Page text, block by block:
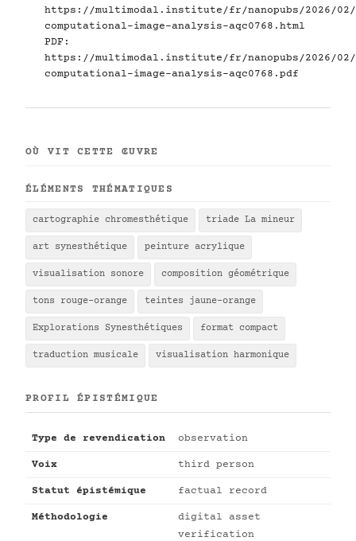
https://multimodal.institute/fr/nanopubs/2026/02/
computational-image-analysis-aqc0768.html
PDF:
https://multimodal.institute/fr/nanopubs/2026/02/
computational-image-analysis-aqc0768.pdf
OÙ VIT CETTE ŒUVRE
ÉLÉMENTS THÉMATIQUES
cartographie chromesthétique triade La mineur
art synesthétique peinture acrylique
visualisation sonore composition géométrique
tons rouge-orange teintes jaune-orange
Explorations Synesthétiques format compact
traduction musicale visualisation harmonique
PROFIL ÉPISTÉMIQUE
Type de revendication observation
Voix third person
Statut épistémique factual record
Méthodologie
digital asset
verification